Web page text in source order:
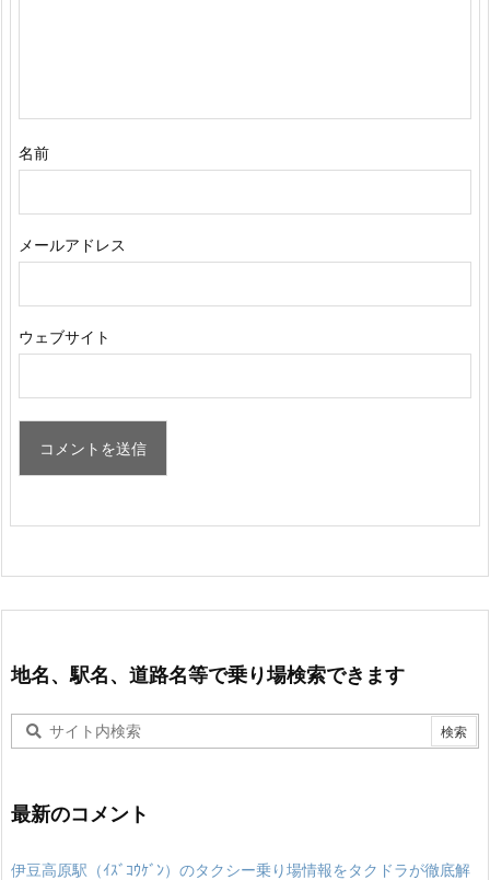
名前
メールアドレス
ウェブサイト
地名、駅名、道路名等で乗り場検索できます
最新のコメント
伊豆高原駅（ｲｽﾞｺｳｹﾞﾝ）のタクシー乗り場情報をタクドラが徹底解